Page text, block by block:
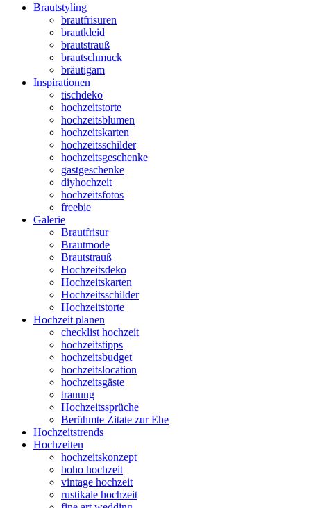
Brautstyling
brautfrisuren
brautkleid
brautstrauß
brautschmuck
bräutigam
Inspirationen
tischdeko
hochzeitstorte
hochzeitsblumen
hochzeitskarten
hochzeitsschilder
hochzeitsgeschenke
gastgeschenke
diyhochzeit
hochzeitsfotos
freebie
Galerie
Brautfrisur
Brautmode
Brautstrauß
Hochzeitsdeko
Hochzeitskarten
Hochzeitsschilder
Hochzeitstorte
Hochzeit planen
checklist hochzeit
hochzeitstipps
hochzeitsbudget
hochzeitslocation
hochzeitsgäste
trauung
Hochzeitssprüche
Berühmte Zitate zur Ehe
Hochzeitstrends
Hochzeiten
hochzeitskonzept
boho hochzeit
vintage hochzeit
rustikale hochzeit